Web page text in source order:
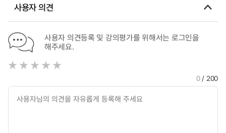
사용자 의견
사용자 의견등록 및 강의평가를 위해서는 로그인을
해주세요.
0/ 200